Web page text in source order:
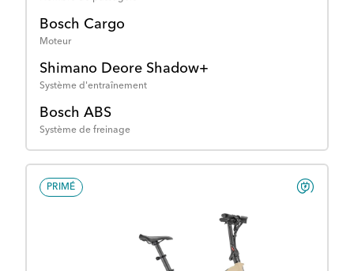
Bosch Cargo
Moteur
Shimano Deore Shadow+
Système d'entraînement
Bosch ABS
Système de freinage
PRIMÉ